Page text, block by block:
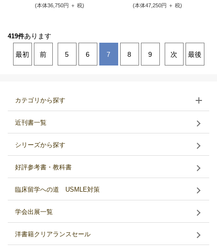
(本体36,750円 ＋ 税) (本体47,250円 ＋ 税)
419件あります
最初 前 5 6 7 8 9 次 最後
カテゴリから探す
近刊書一覧
シリーズから探す
好評参考書・教科書
臨床留学への道 USMLE対策
学会出展一覧
洋書籍クリアランスセール